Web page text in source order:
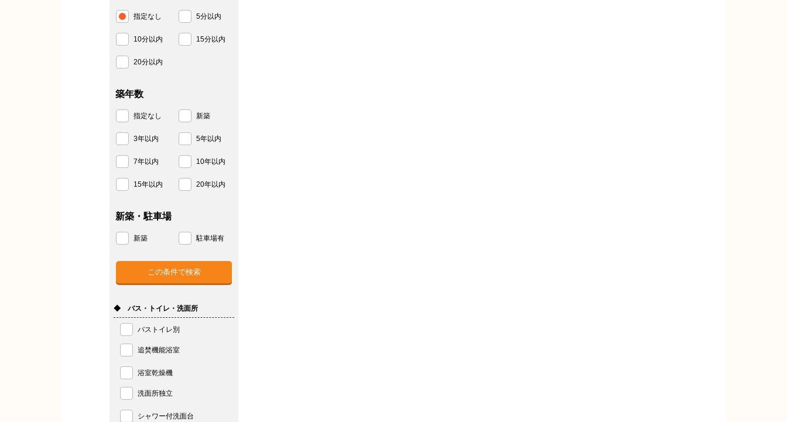
指定なし 5分以内
10分以内 15分以内
20分以内
築年数
指定なし 新築
3年以内 5年以内
7年以内 10年以内
15年以内 20年以内
新築・駐車場
新築 駐車場有
◆ バス・トイレ・洗面所
バストイレ別
追焚機能浴室
浴室乾燥機
洗面所独立
シャワー付洗面台